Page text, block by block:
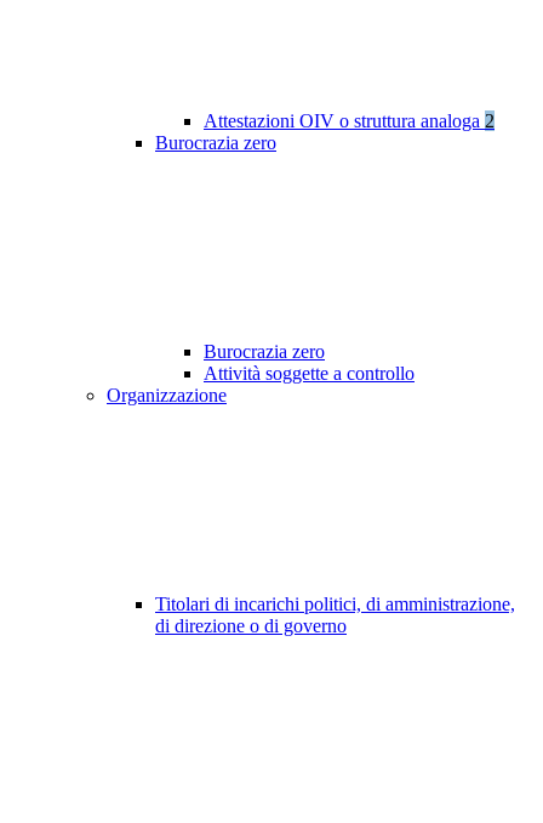
Attestazioni OIV o struttura analoga 2
Burocrazia zero
Burocrazia zero
Attività soggette a controllo
Organizzazione
Titolari di incarichi politici, di amministrazione,
di direzione o di governo